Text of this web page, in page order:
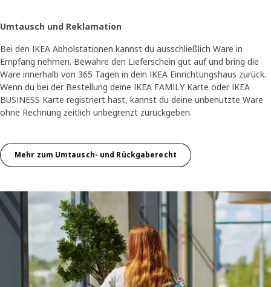
Umtausch und Reklamation
Bei den IKEA Abholstationen kannst du ausschließlich Ware in
Empfang nehmen. Bewahre den Lieferschein gut auf und bring die
Ware innerhalb von 365 Tagen in dein IKEA Einrichtungshaus zurück.
Wenn du bei der Bestellung deine IKEA FAMILY Karte oder IKEA
BUSINESS Karte registriert hast, kannst du deine unbenutzte Ware
ohne Rechnung zeitlich unbegrenzt zurückgeben.
Mehr zum Umtausch- und Rückgaberecht